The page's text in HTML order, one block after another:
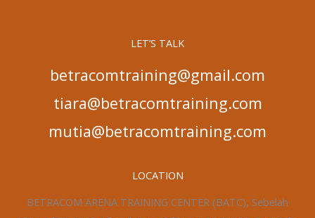
LET’S TALK
betracomtraining@gmail.com
tiara@betracomtraining.com
mutia@betracomtraining.com
LOCATION
BETRACOM ARENA TRAINING CENTER (BATC), Sebelah